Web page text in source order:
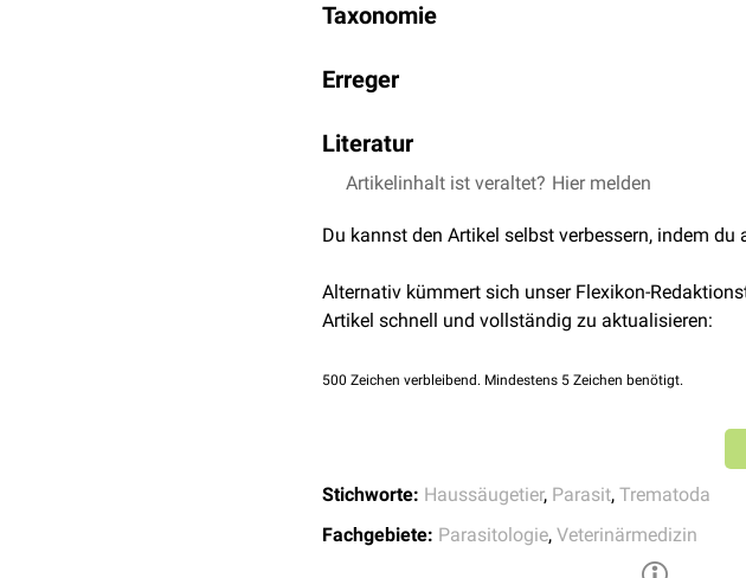
Taxonomie
Stamm:
Familie: Dipostomidae
Erreger
blattförmig, der Hinterkörper für gewöhnlich
Vertretern der Familie derStrigeidae.
Literatur
Eckert, Johannes, Friedhoff, Karl Theodor,
Artikelinhalt ist veraltet? Hier melden
Du kannst den Artikel selbst verbessern, indem du
Alternativ kümmert sich unser Flexikon-
Artikel schnell und vollständig zu aktualisieren:
500 Zeichen verbleibend. Mindestens 5 Zeichen benötigt.
Stichworte: Haussäugetier, Parasit, Trematoda
Fachgebiete: Parasitologie, Veterinärmedizin